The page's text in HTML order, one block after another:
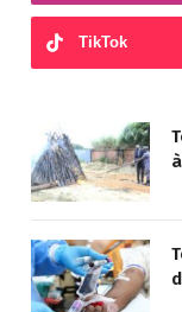
TikTok